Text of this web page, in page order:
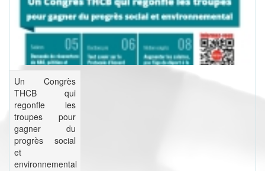
Un Congrès
THCB qui
regonfle les
troupes pour
gagner du
progrès social
et
environnemental